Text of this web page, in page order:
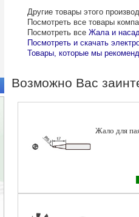
Другие товары этого
Посмотреть все товары
Посмотреть все Жала и
Посмотреть и скачать
Товары, которые мы
Возможно Вас
Жало для